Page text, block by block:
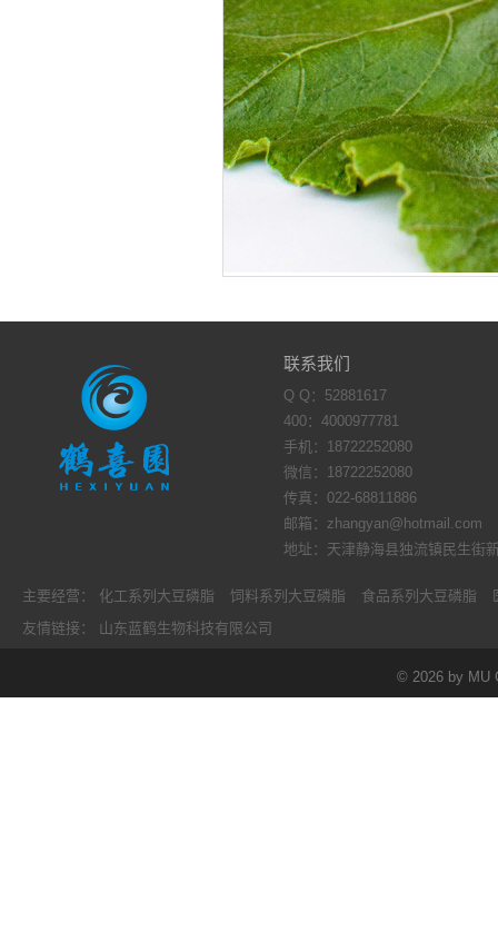
联系我们
Q Q： 52881617
400：4000977781
手机：18722252080
微信：18722252080
传真：022-68811886
邮箱：zhangyan@hotmail.com
地址：天津静海县独流镇民生街
主要经营： 化工系列大豆磷脂 饲料系列大豆磷脂 食品系列大豆磷脂
友情链接：
山东蓝鹤生物科技有限公司
© 2026 by MU